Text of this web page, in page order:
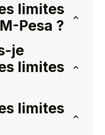
limites
Pesa ?
je
limites
limites